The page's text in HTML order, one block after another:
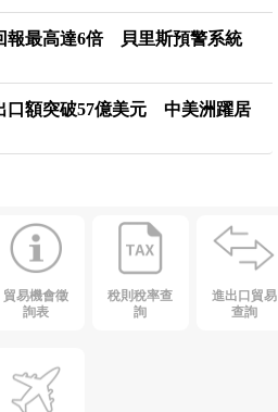
報最高達6倍 貝里斯預警系統
口額突破57億美元 中美洲躍居
貿易機會徵
詢表
稅則稅率查
詢
進出口貿易
查詢